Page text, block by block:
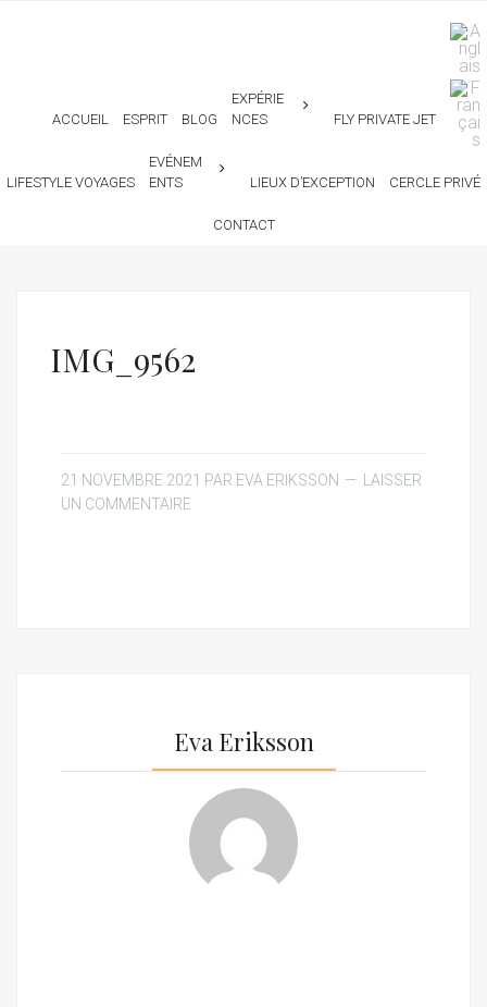
ACCUEIL ESPRIT BLOG
EXPÉRIE
NCES
FLY PRIVATE JET
LIFESTYLE VOYAGES
EVÉNEM
ENTS
LIEUX D’EXCEPTION CERCLE PRIVÉ
CONTACT
IMG_9562
21 NOVEMBRE 2021 PAR EVA ERIKSSON
LAISSER
UN COMMENTAIRE
Eva Eriksson